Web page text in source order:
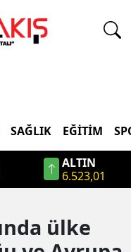
SAĞLIK EĞITIM
ALTIN
6.523,01
ülke